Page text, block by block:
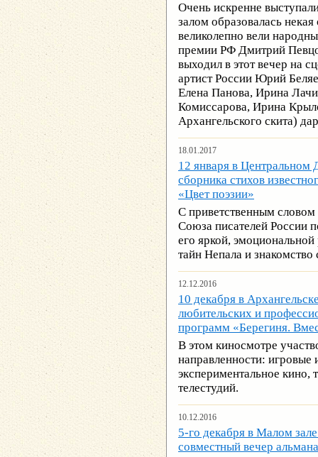
Очень искренне
залом образовалась
великолепно вели
премии РФ Дмитрий
выходил в этот вечер на
артист России Юрий
Елена Панова, Ирина
Комиссарова, Ирина
Архангельского скита)
18.01.2017
12 января в Центральном
сборника стихов
«Цвет поэзии»
С приветственным
Союза писателей России
его яркой,
тайн Непала и знакомство
12.12.2016
10 декабря в
любительских и
программ «Берегиня.
В этом киносмотре
направленности:
экспериментальное кино,
телестудий.
10.12.2016
5-го декабря в Малом
совместный вечер